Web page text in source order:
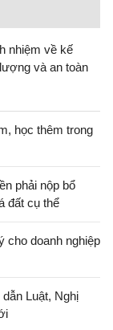
nhiệm về kế
và an toàn
học thêm trong
phải nộp bổ
đất cụ thể
cho doanh nghiệp
Luật, Nghị